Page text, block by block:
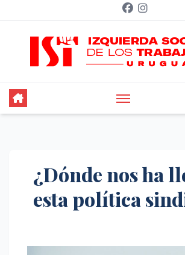
contenido
¿Dónde nos ha
esta política